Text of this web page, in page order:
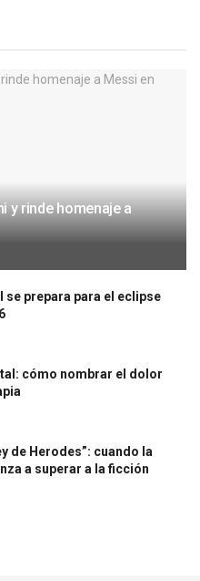
y rinde homenaje a
se prepara para el eclipse
cómo nombrar el dolor
de Herodes”: cuando la
a superar a la ficción